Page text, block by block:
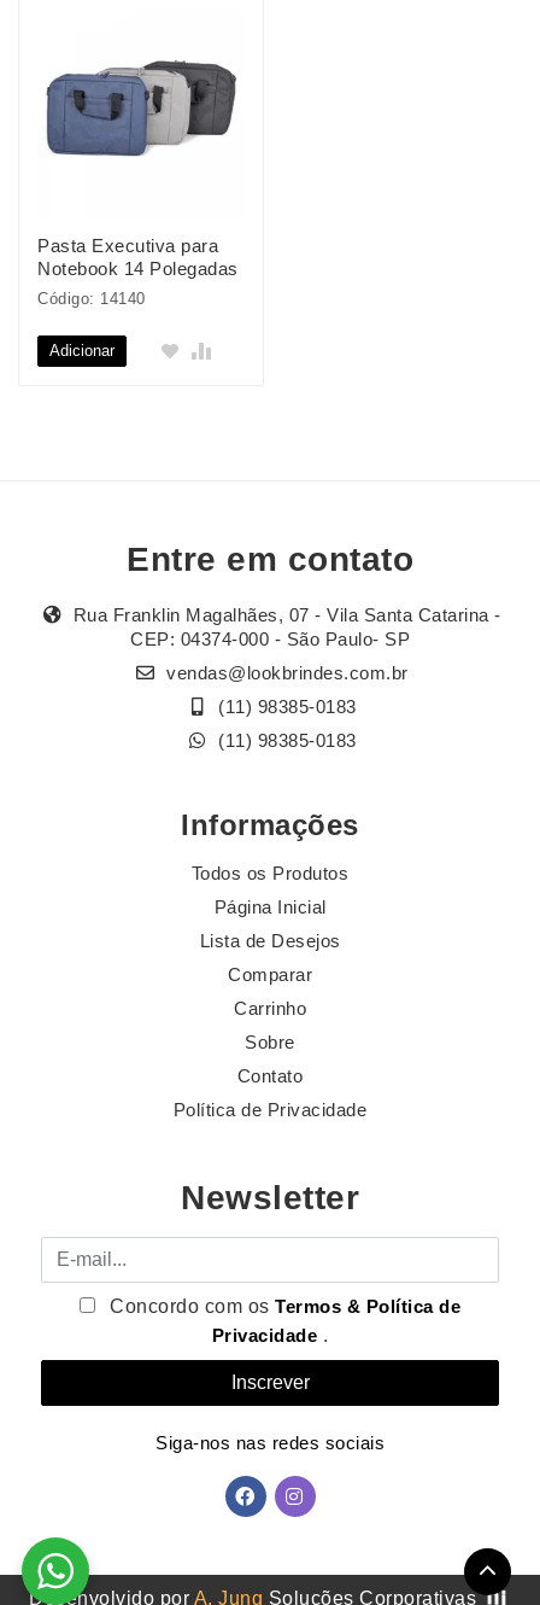
Pasta Executiva para
Notebook 14 Polegadas
Código: 14140
Adicionar
Entre em contato
Rua Franklin Magalhães, 07 - Vila Santa Catarina -
CEP: 04374-000 - São Paulo- SP
vendas@lookbrindes.com.br
(11) 98385-0183
(11) 98385-0183
Informações
Todos os Produtos
Página Inicial
Lista de Desejos
Comparar
Carrinho
Sobre
Contato
Política de Privacidade
Newsletter
E-mail
Concordo com osTermos & Política de
Privacidade .
Siga-nos nas redes sociais
Desenvolvido por A. Jung Soluções Corporativas